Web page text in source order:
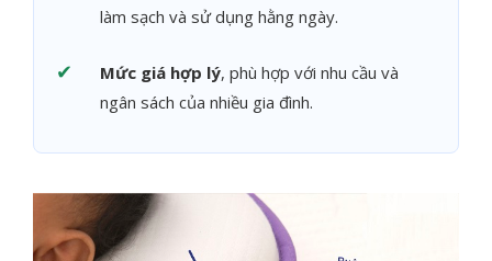
làm sạch và sử dụng hằng ngày.
✔ Mức giá hợp lý, phù hợp với nhu cầu và
ngân sách của nhiều gia đình.